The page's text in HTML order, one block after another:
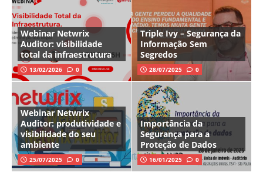
Webinar Netwrix
Auditor: visibilidade
total da infraestrutura
13/02/2026 0
Triple Ivy – Segurança da
Informação Sem
Segredos
28/07/2025 0
Webinar Netwrix
Auditor: produtividade e
visibilidade do seu
ambiente
25/07/2025 0
Importância da
Segurança para a
Proteção de Dados
16/01/2025 0